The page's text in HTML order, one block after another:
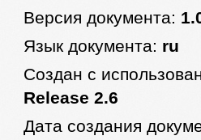
Версия документа:
Язык документа: ru
Создан с
Release 2.6
Дата создания